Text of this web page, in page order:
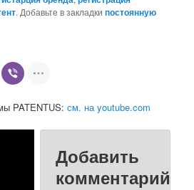
. Добавьте в закладкипостоянную
PATENTUS:см. на youtube.com
Добавить
комментарий